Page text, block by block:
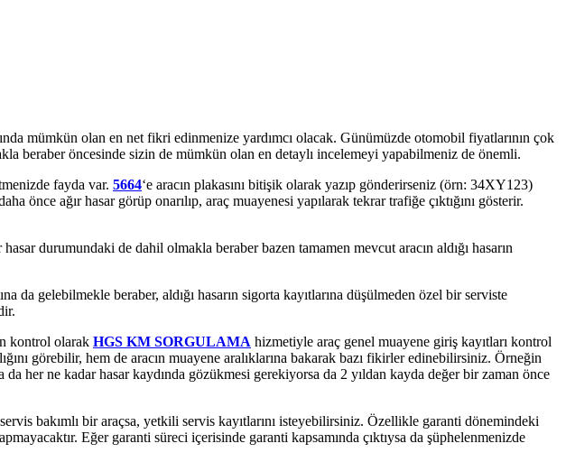
mümkün olan en net fikri edinmenize yardımcı olacak. Günümüzde otomobil fiyatlarının çok
beraber öncesinde sizin de mümkün olan en detaylı incelemeyi yapabilmeniz de önemli.
fayda var. 5664‘e aracın plakasını bitişik olarak yazıp gönderirseniz (örn: 34XY123)
önce ağır hasar görüp onarılıp, araç muayenesi yapılarak tekrar trafiğe çıktığını gösterir.
durumundaki de dahil olmakla beraber bazen tamamen mevcut aracın aldığı hasarın
da gelebilmekle beraber, aldığı hasarın sigorta kayıtlarına düşülmeden özel bir serviste
kontrol olarak HGS KM SORGULAMA hizmetiyle araç genel muayene giriş kayıtları kontrol
görebilir, hem de aracın muayene aralıklarına bakarak bazı fikirler edinebilirsiniz. Örneğin
her ne kadar hasar kaydında gözükmesi gerekiyorsa da 2 yıldan kayda değer bir zaman önce
bakımlı bir araçsa, yetkili servis kayıtlarını isteyebilirsiniz. Özellikle garanti dönemindeki
Eğer garanti süreci içerisinde garanti kapsamında çıktıysa da şüphelenmenizde